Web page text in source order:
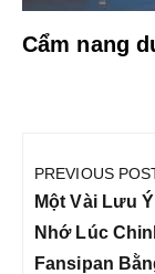
Cẩm nang
hướng
bài
viết
PREVIOUS
Previous
Post:
Một Vài Lưu
Nhớ Lúc
Fansipan